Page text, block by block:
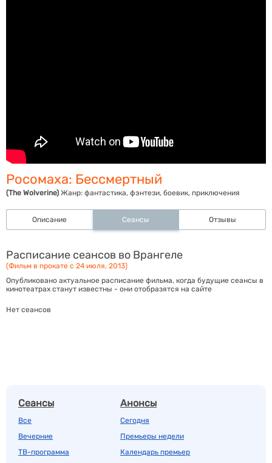
Росомаха: Бессмертный
(The Wolverine) Жанр: фантастика, фэнтези, боевик, приключения
Описание Сеансы Отзывы
Расписание сеансов во Врангеле
(Фильм в прокате с 24 июля, 2013)
Опубликовано актуальное расписание фильма, когда будущие сеансы в
кинотеатрах станут известны - они отобразятся на сайте
Нет сеансов
Сеансы
Все
Вечерние
ТВ-программа
Анонсы
Сегодня
Премьеры недели
Календарь премьер